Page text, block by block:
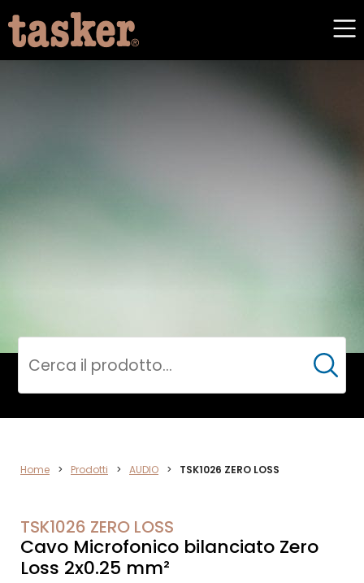
VIDEO
Cerca
Home > Prodotti > AUDIO > TSK1026 ZERO LOSS
TSK1026 ZERO LOSS
Cavo Microfonico bilanciato Zero
Loss 2x0.25 mm²